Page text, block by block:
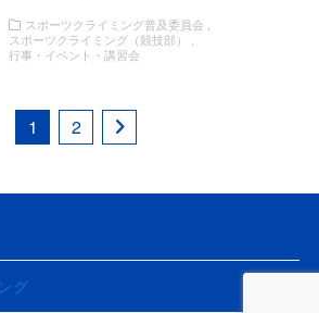
スポーツクライミング普及委員会
スポーツクライミング（競技部）
行事・イベント・講習会
1 2
グ